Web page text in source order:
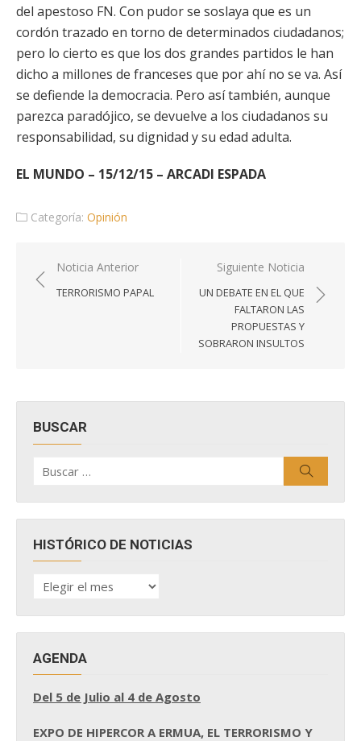
del apestoso FN. Con pudor se soslaya que es un
cordón trazado en torno de determinados ciudadanos;
pero lo cierto es que los dos grandes partidos le han
dicho a millones de franceses que por ahí no se va. Así
se defiende la democracia. Pero así también, aunque
parezca paradójico, se devuelve a los ciudadanos su
responsabilidad, su dignidad y su edad adulta.
EL MUNDO – 15/12/15 – ARCADI ESPADA
Categoría: Opinión
Navegación
de
Noticia Anterior
TERRORISMO PAPAL
Siguiente Noticia
UN DEBATE EN EL QUE
FALTARON LAS
PROPUESTAS Y
SOBRARON INSULTOS
BUSCAR
por:
HISTÓRICO DE NOTICIAS
HISTÓRICO
DE
AGENDA
Del 5 de Julio al 4 de Agosto
EXPO DE HIPERCOR A ERMUA, EL TERRORISMO Y